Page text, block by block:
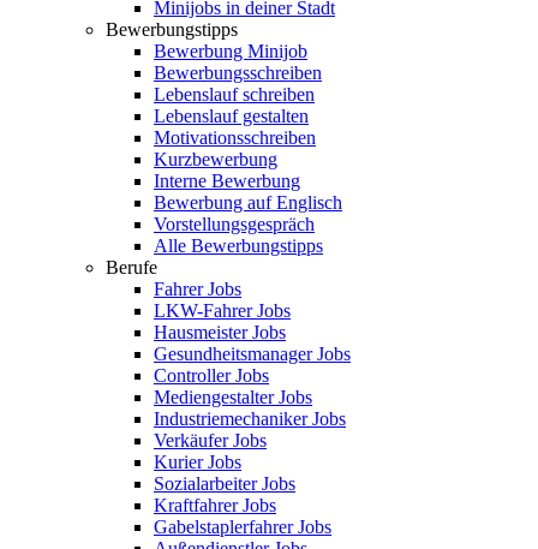
Minijobs in deiner Stadt
Bewerbungstipps
Bewerbung Minijob
Bewerbungsschreiben
Lebenslauf schreiben
Lebenslauf gestalten
Motivationsschreiben
Kurzbewerbung
Interne Bewerbung
Bewerbung auf Englisch
Vorstellungsgespräch
Alle Bewerbungstipps
Berufe
Fahrer Jobs
LKW-Fahrer Jobs
Hausmeister Jobs
Gesundheitsmanager Jobs
Controller Jobs
Mediengestalter Jobs
Industriemechaniker Jobs
Verkäufer Jobs
Kurier Jobs
Sozialarbeiter Jobs
Kraftfahrer Jobs
Gabelstaplerfahrer Jobs